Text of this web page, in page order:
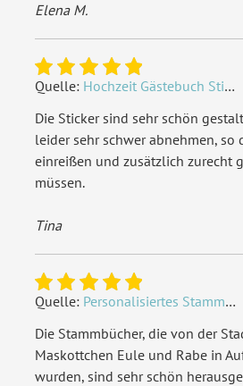
Elena M.
Quelle: Hochzeit Gästebuch Sticker 40 Fragen - Weiß
Die Sticker sind sehr schön
leider sehr schwer abnehmen, so
einreißen und zusätzlich zurecht
müssen.
Tina
Quelle: Personalisiertes Stammbuch - Eigene Gravurdatei hochladen
Die Stammbücher, die von der
Maskottchen Eule und Rabe in
wurden, sind sehr schön